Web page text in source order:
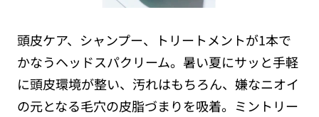
頭皮ケア、シャンプー、トリートメントが1本で
かなうヘッドスパクリーム。暑い夏にサッと手軽
に頭皮環境が整い、汚れはもちろん、嫌なニオイ
の元となる毛穴の皮脂づまりを吸着。ミントリー